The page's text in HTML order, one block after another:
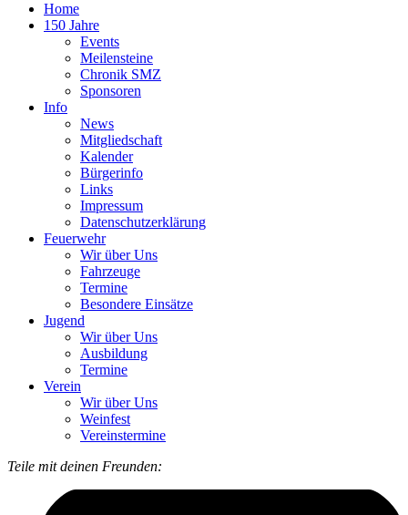
Home
150 Jahre
Events
Meilensteine
Chronik SMZ
Sponsoren
Info
News
Mitgliedschaft
Kalender
Bürgerinfo
Links
Impressum
Datenschutzerklärung
Feuerwehr
Wir über Uns
Fahrzeuge
Termine
Besondere Einsätze
Jugend
Wir über Uns
Ausbildung
Termine
Verein
Wir über Uns
Weinfest
Vereinstermine
Teile mit deinen Freunden: